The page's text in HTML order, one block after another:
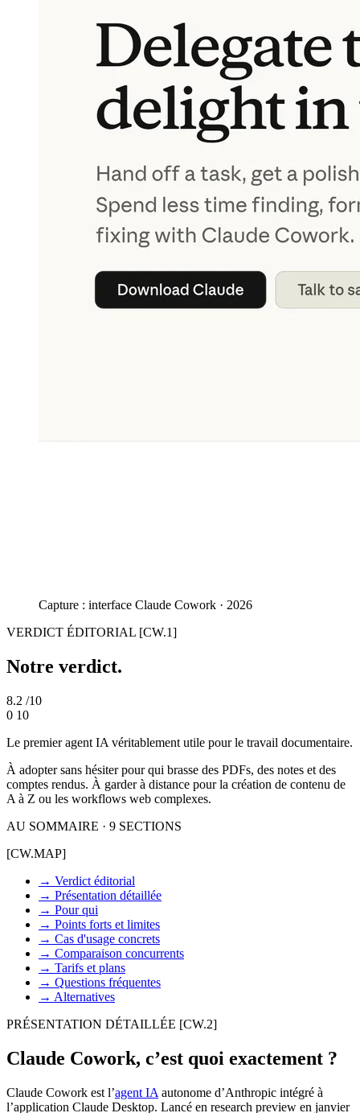
Capture : interface Claude Cowork · 2026
VERDICT ÉDITORIAL [CW.1]
Notre verdict.
8.2 /10
0 10
Le premier agent IA véritablement utile pour le travail documentaire.
À adopter sans hésiter pour qui brasse des PDFs, des notes et des
comptes rendus. À garder à distance pour la création de contenu de
A à Z ou les workflows web complexes.
AU SOMMAIRE · 9 SECTIONS
[CW.MAP]
→ Verdict éditorial
→ Présentation détaillée
→ Pour qui
→ Points forts et limites
→ Cas d'usage concrets
→ Comparaison concurrents
→ Tarifs et plans
→ Questions fréquentes
→ Alternatives
PRÉSENTATION DÉTAILLÉE [CW.2]
Claude Cowork, c’est quoi exactement ?
Claude Cowork est l’agent IA autonome d’Anthropic intégré à
l’application Claude Desktop. Lancé en research preview en janvier